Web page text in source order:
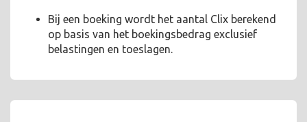
Bij een boeking wordt het aantal Clix berekend
op basis van het boekingsbedrag exclusief
belastingen en toeslagen.